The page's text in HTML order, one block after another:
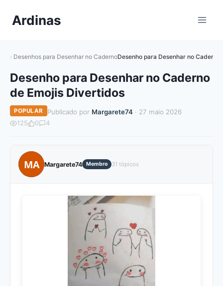
paraArdinas
Desenhos para Desenhar no CadernoDesenho para Desenhar no
Desenho para Desenhar no Caderno
de Emojis Divertidos
POPULAR Publicado por Margarete74· 27 maio 2026
125 0 4
MA Margarete74 Membro 31 tópicos